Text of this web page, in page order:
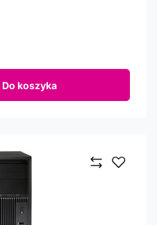
Do koszyka